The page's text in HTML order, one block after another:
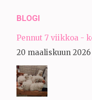
BLOGI
Pennut 7 viikkoa -
20 maaliskuun 2026